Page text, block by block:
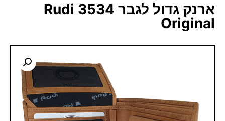
ארנק גדול לגבר 3534 Rudi
Original